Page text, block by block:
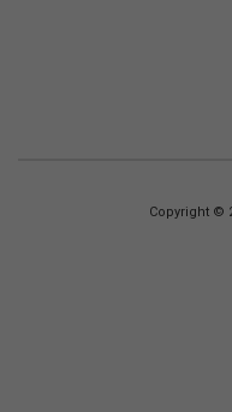
Copyright ©